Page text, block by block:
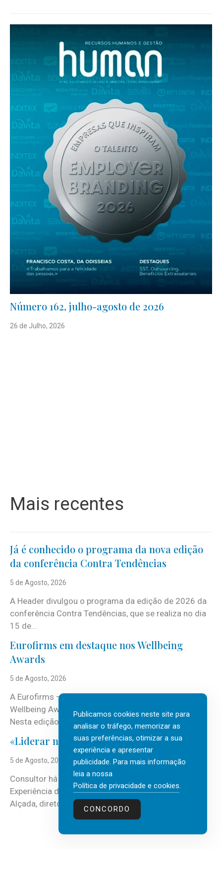
Número 162, julho-agosto de 2026
26 de Julho, 2026
Mais recentes
Já é conhecido o programa da nova edição
da conferência Contra Tendências
5 de Agosto, 2026
A Header divulgou o programa da edição de 2026 da
conferência Contra Tendências, que se realiza no dia
15 de...
Eurofirms em destaque nos Wellbeing
Awards
5 de Agosto, 2026
A Eurofirms – People first está de regresso aos
Wellbeing Awards, integrando o Top Wellbeing 2026.
Nesta edição, a multinacional...
«Liderar não é um talento místico.»
5 de Agosto, 2026
Consultor há mais de três décadas nas áreas de
Experiência do Cliente, Vendas e Liderança, Manuel
Alçada, diretor executivo da...
Publicamos cookies neste site para
analisar o tráfego, memorizar as
suas preferências, otimizar a sua
experiência e apresentar
publicidade. Para mais informação
leia a nossa
Política de privacidade e cookies.
CONCORDO